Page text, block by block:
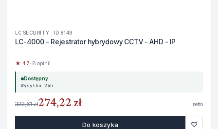
LC SECURITY · ID 8149
LC-4000 - Rejestrator hybrydowy CCTV - AHD - IP
★ 4.7· 8 opinii
Dostępny
Wysyłka 24h
322,61 zł274,22 zł netto
Do koszyka ♡